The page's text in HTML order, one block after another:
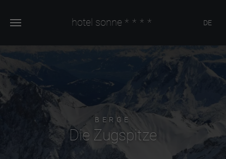
hotel sonne **** DE
BERGE
Die Zugspitze